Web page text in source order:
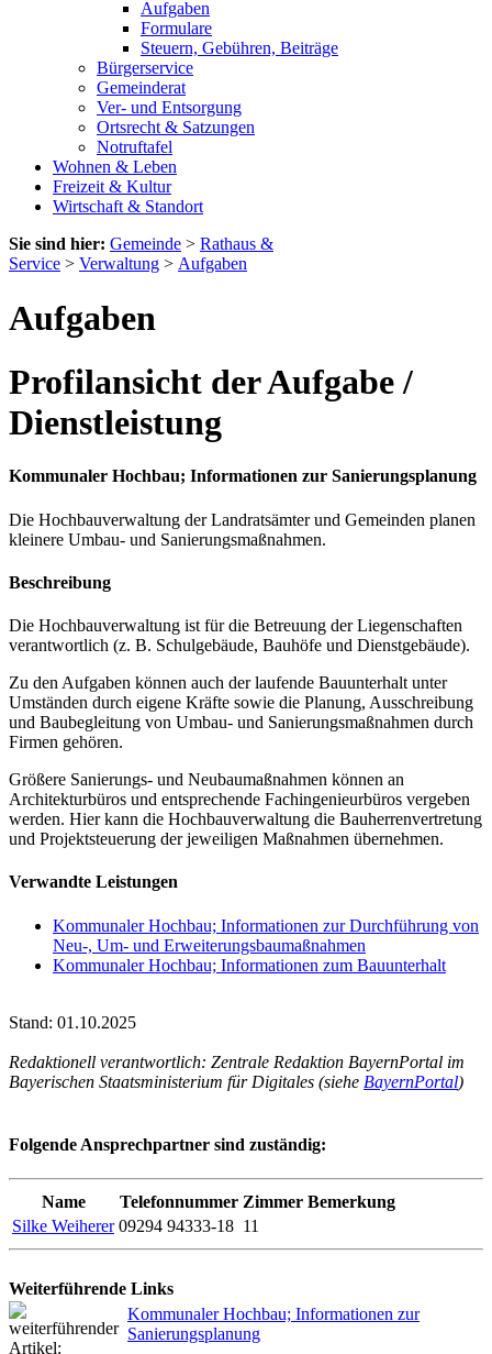
Aufgaben
Formulare
Steuern, Gebühren, Beiträge
Bürgerservice
Gemeinderat
Ver- und Entsorgung
Ortsrecht & Satzungen
Notruftafel
Wohnen & Leben
Freizeit & Kultur
Wirtschaft & Standort
Sie sind hier: Gemeinde > Rathaus &
Service > Verwaltung > Aufgaben
Aufgaben
Profilansicht der Aufgabe /
Dienstleistung
Kommunaler Hochbau; Informationen zur Sanierungsplanung
Die Hochbauverwaltung der Landratsämter und Gemeinden planen
kleinere Umbau- und Sanierungsmaßnahmen.
Beschreibung
Die Hochbauverwaltung ist für die Betreuung der Liegenschaften
verantwortlich (z. B. Schulgebäude, Bauhöfe und Dienstgebäude).
Zu den Aufgaben können auch der laufende Bauunterhalt unter
Umständen durch eigene Kräfte sowie die Planung, Ausschreibung
und Baubegleitung von Umbau- und Sanierungsmaßnahmen durch
Firmen gehören.
Größere Sanierungs- und Neubaumaßnahmen können an
Architekturbüros und entsprechende Fachingenieurbüros vergeben
werden. Hier kann die Hochbauverwaltung die Bauherrenvertretung
und Projektsteuerung der jeweiligen Maßnahmen übernehmen.
Verwandte Leistungen
Kommunaler Hochbau; Informationen zur Durchführung von
Neu-, Um- und Erweiterungsbaumaßnahmen
Kommunaler Hochbau; Informationen zum Bauunterhalt
Stand: 01.10.2025
Redaktionell verantwortlich: Zentrale Redaktion BayernPortal im
Bayerischen Staatsministerium für Digitales (siehe BayernPortal)
Folgende Ansprechpartner sind zuständig:
Name Telefonnummer Zimmer Bemerkung
Silke Weiherer 09294 94333-18 11
Weiterführende Links
Kommunaler Hochbau; Informationen zur
Sanierungsplanung